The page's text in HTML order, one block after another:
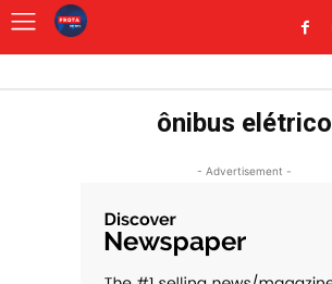
ônibus elétrico
- Advertisement -